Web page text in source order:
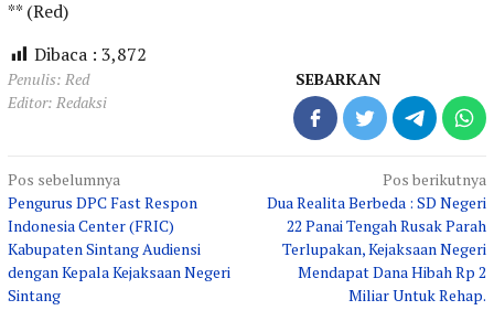
** (Red)
Dibaca : 3,872
Penulis: Red
Editor: Redaksi
SEBARKAN
Navigasi
pos
Pos sebelumnya
Pengurus DPC Fast Respon
Indonesia Center (FRIC)
Kabupaten Sintang Audiensi
dengan Kepala Kejaksaan Negeri
Sintang
Pos berikutnya
Dua Realita Berbeda : SD Negeri
22 Panai Tengah Rusak Parah
Terlupakan, Kejaksaan Negeri
Mendapat Dana Hibah Rp 2
Miliar Untuk Rehap.